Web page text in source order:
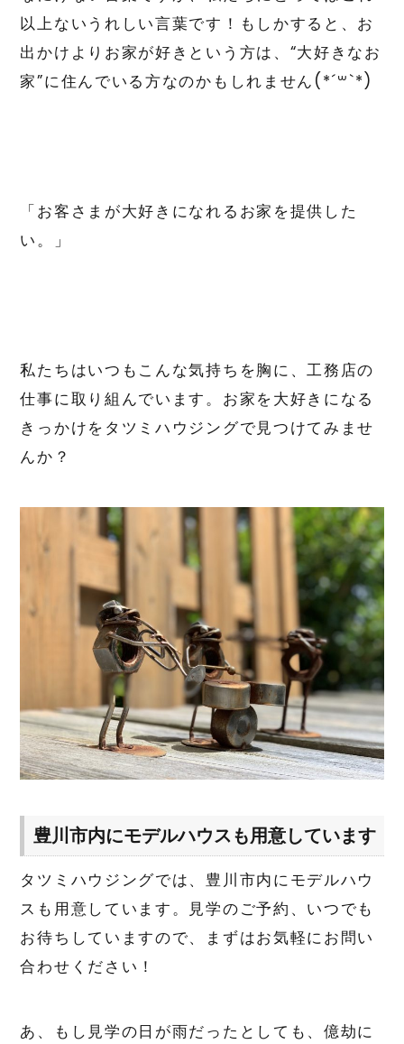
以上ないうれしい言葉です！もしかすると、お
出かけよりお家が好きという方は、“大好きなお
家”に住んでいる方なのかもしれません(*´꒳`*)
「お客さまが大好きになれるお家を提供した
い。」
私たちはいつもこんな気持ちを胸に、工務店の
仕事に取り組んでいます。お家を大好きになる
きっかけをタツミハウジングで見つけてみませ
んか？
豊川市内にモデルハウスも用意しています
タツミハウジングでは、豊川市内にモデルハウ
スも用意しています。見学のご予約、いつでも
お待ちしていますので、まずはお気軽にお問い
合わせください！
あ、もし見学の日が雨だったとしても、億劫に